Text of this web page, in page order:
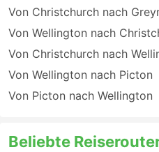
Von Christchurch nach
Von Wellington nach
Von Christchurch nach
Von Wellington nach Picton
Von Picton nach Wellington
Beliebte